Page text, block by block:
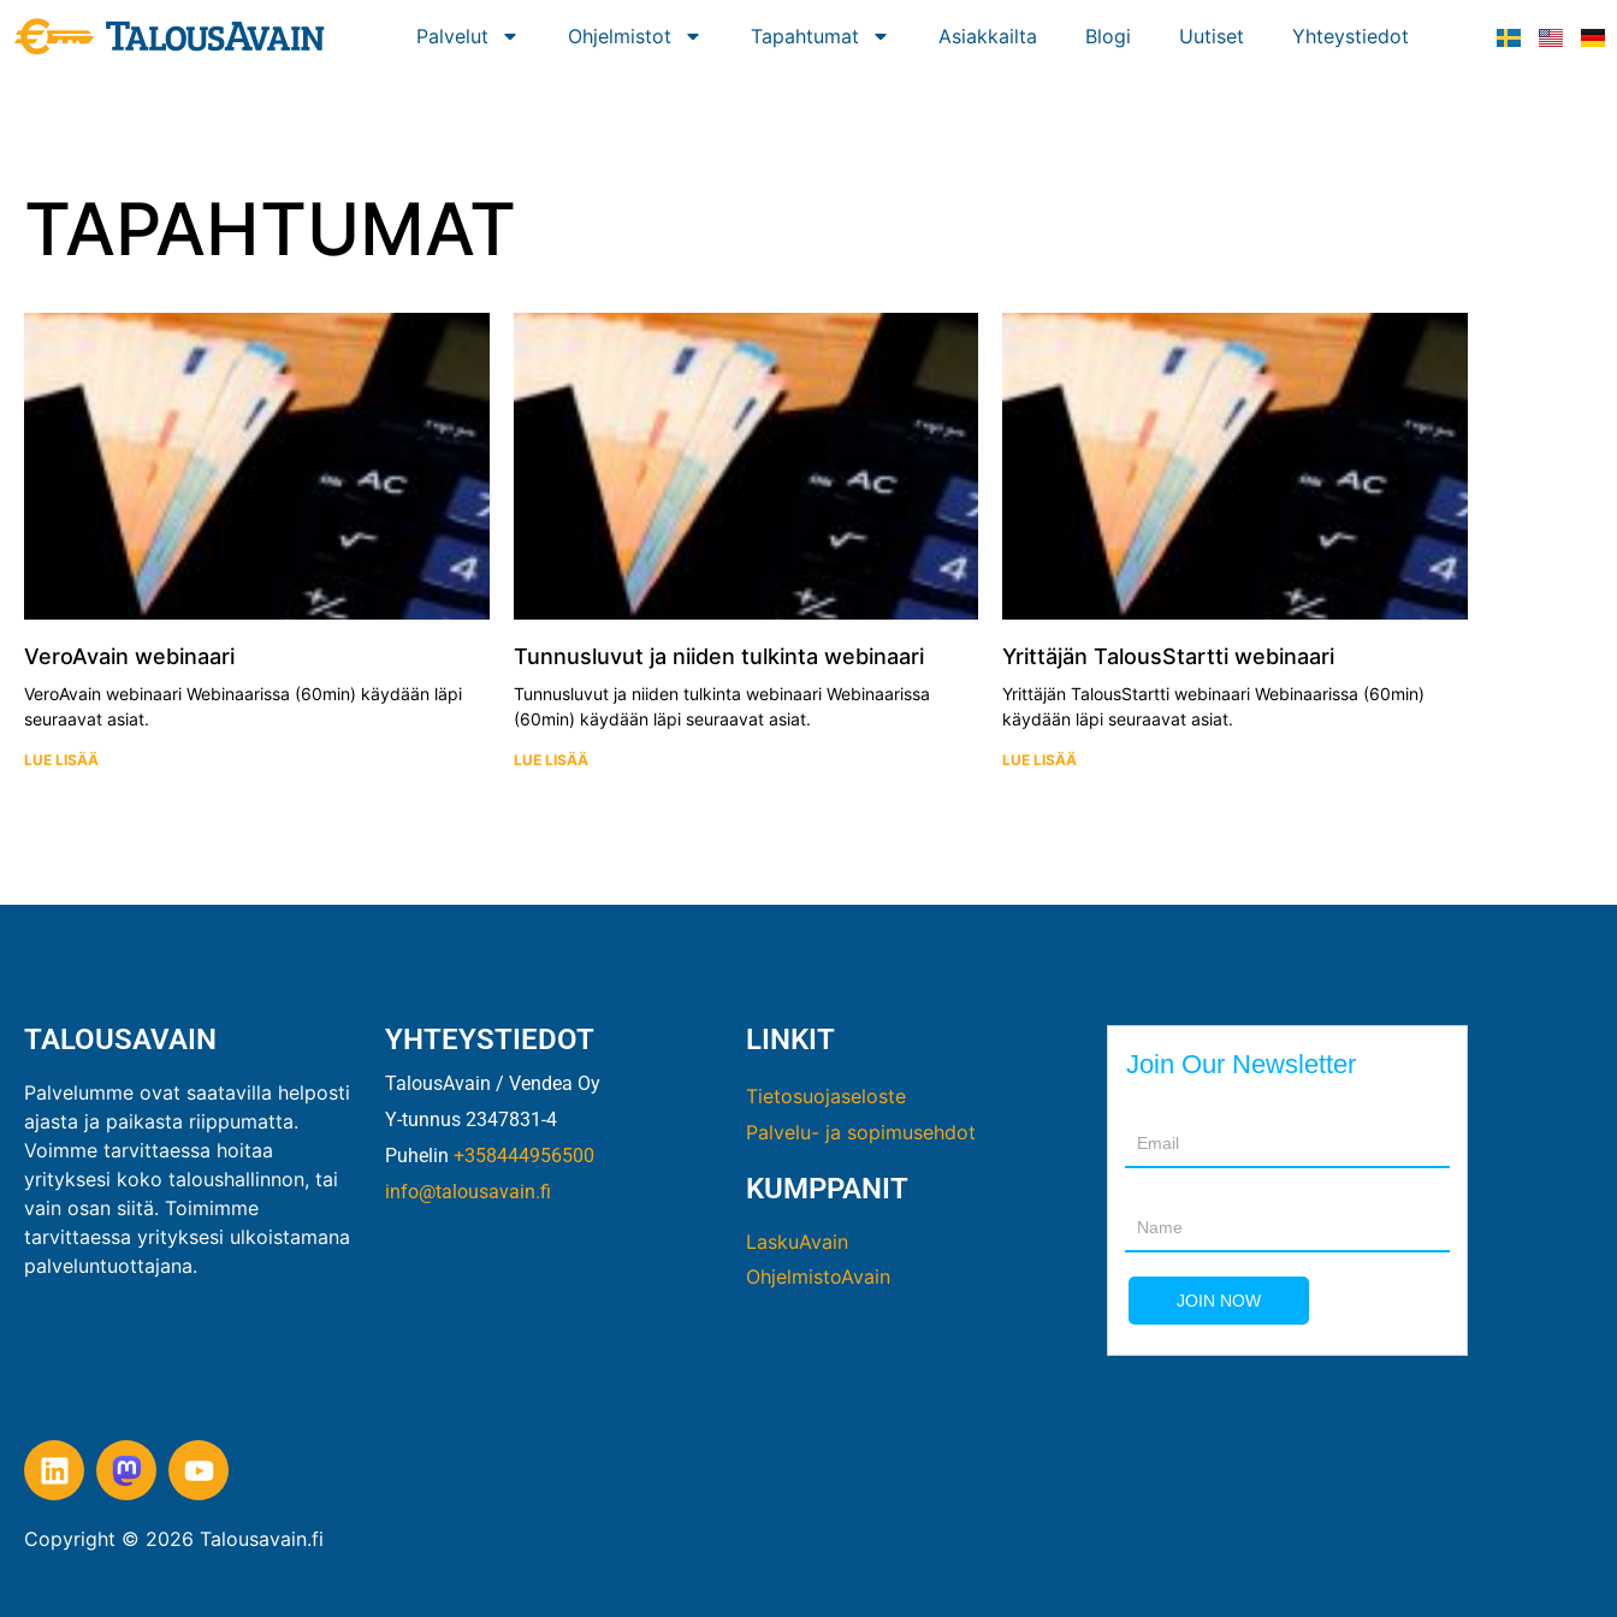
Palvelut Ohjelmistot Tapahtumat Asiakkailta Blogi Uutiset Yhteystiedot
TAPAHTUMAT
VeroAvain webinaari
VeroAvain webinaari Webinaarissa (60min) käydään läpi
seuraavat asiat.
LUE LISÄÄ
Tunnusluvut ja niiden tulkinta webinaari
Tunnusluvut ja niiden tulkinta webinaari Webinaarissa
(60min) käydään läpi seuraavat asiat.
LUE LISÄÄ
Yrittäjän TalousStartti webinaari
Yrittäjän TalousStartti webinaari Webinaarissa (60min)
käydään läpi seuraavat asiat.
LUE LISÄÄ
TALOUSAVAIN
Palvelumme ovat saatavilla helposti
ajasta ja paikasta riippumatta.
Voimme tarvittaessa hoitaa
yrityksesi koko taloushallinnon, tai
vain osan siitä. Toimimme
tarvittaessa yrityksesi ulkoistamana
palveluntuottajana.
YHTEYSTIEDOT
TalousAvain / Vendea Oy
Y-tunnus 2347831-4
Puhelin +358444956500
info@talousavain.fi
LINKIT
Tietosuojaseloste
Palvelu- ja sopimusehdot
KUMPPANIT
LaskuAvain
OhjelmistoAvain
Join Our Newsletter
Copyright © 2026 Talousavain.fi